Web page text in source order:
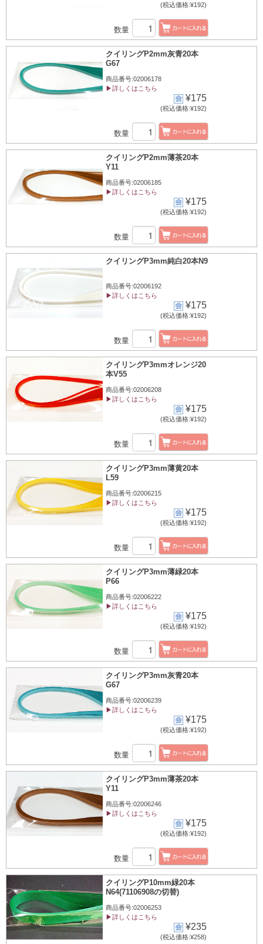
(税込価格:¥192)
数量
クイリングP2mm灰青20本
G67
商品番号:02006178
▶詳しくはこちら
¥175
(税込価格:¥192)
数量
クイリングP2mm薄茶20本
Y11
商品番号:02006185
▶詳しくはこちら
¥175
(税込価格:¥192)
数量
クイリングP3mm純白20本N9
商品番号:02006192
▶詳しくはこちら
¥175
(税込価格:¥192)
数量
クイリングP3mmオレンジ20
本V55
商品番号:02006208
▶詳しくはこちら
¥175
(税込価格:¥192)
数量
クイリングP3mm薄黄20本
L59
商品番号:02006215
▶詳しくはこちら
¥175
(税込価格:¥192)
数量
クイリングP3mm薄緑20本
P66
商品番号:02006222
▶詳しくはこちら
¥175
(税込価格:¥192)
数量
クイリングP3mm灰青20本
G67
商品番号:02006239
▶詳しくはこちら
¥175
(税込価格:¥192)
数量
クイリングP3mm薄茶20本
Y11
商品番号:02006246
▶詳しくはこちら
¥175
(税込価格:¥192)
数量
クイリングP10mm緑20本
N64(71106908の切替)
商品番号:02006253
▶詳しくはこちら
¥235
(税込価格:¥258)